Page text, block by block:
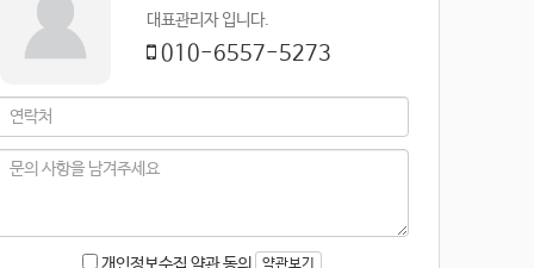
대표관리자 입니다.
010-6557-5273